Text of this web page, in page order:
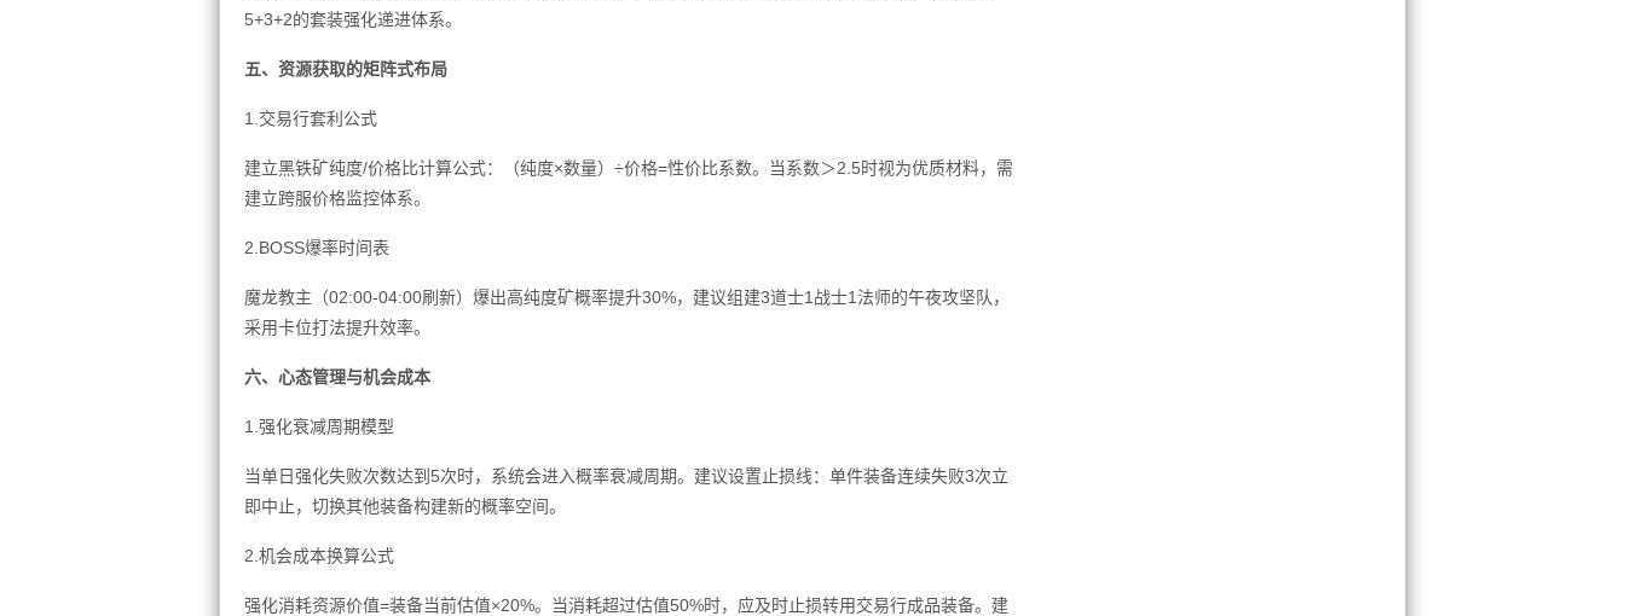
5+3+2的套装强化递进体系。
五、资源获取的矩阵式布局
1.交易行套利公式
建立黑铁矿纯度/价格比计算公式：（纯度×数量）÷价格=性价比系数。当系数＞2.5时视为优质材料，需
建立跨服价格监控体系。
2.BOSS爆率时间表
魔龙教主（02:00-04:00刷新）爆出高纯度矿概率提升30%，建议组建3道士1战士1法师的午夜攻坚队，
采用卡位打法提升效率。
六、心态管理与机会成本
1.强化衰减周期模型
当单日强化失败次数达到5次时，系统会进入概率衰减周期。建议设置止损线：单件装备连续失败3次立
即中止，切换其他装备构建新的概率空间。
2.机会成本换算公式
强化消耗资源价值=装备当前估值×20%。当消耗超过估值50%时，应及时止损转用交易行成品装备。建